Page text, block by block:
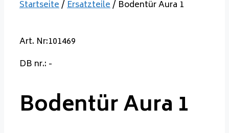
Startseite/Ersatzteile/ Bodentür Aura 1
Art. Nr:101469
DB nr.: -
Bodentür Aura 1